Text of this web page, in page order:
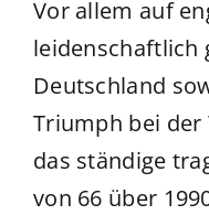
Vor allem auf
leidenschaftlich
Deutschland
Triumph bei der
das ständige
von 66 über